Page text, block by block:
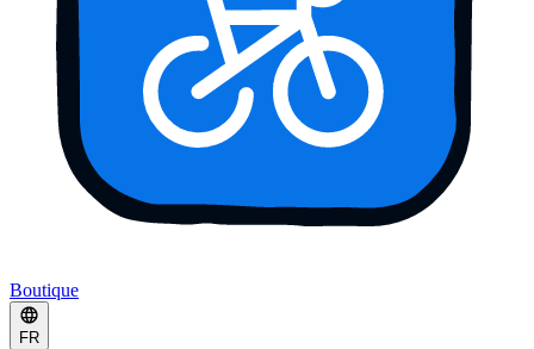
Boutique
FR